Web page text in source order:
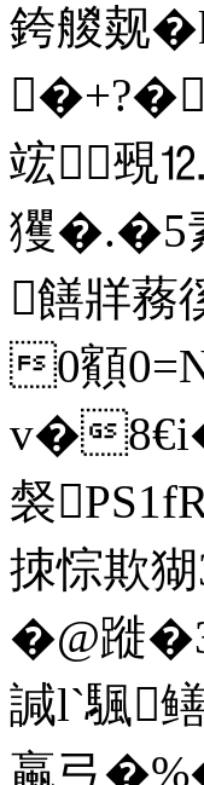
銙艐觌
�
竤覡
玃�.�5
饍牂蓩
0顮0=N
v�
裻
拺悰欺
�@蹝
諴l`颿
蠃弓